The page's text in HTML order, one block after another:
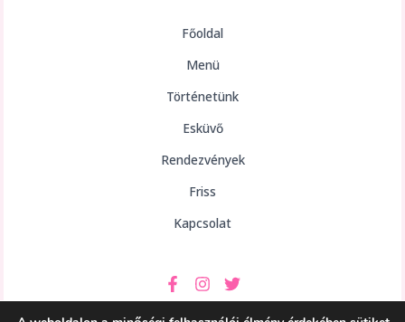
Főoldal
Menü
Történetünk
Esküvő
Rendezvények
Friss
Kapcsolat